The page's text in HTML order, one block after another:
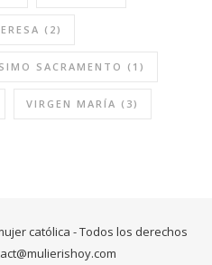
(2)
SACRAMENTO (1)
VIRGEN MARÍA (3)
católica - Todos los derechos